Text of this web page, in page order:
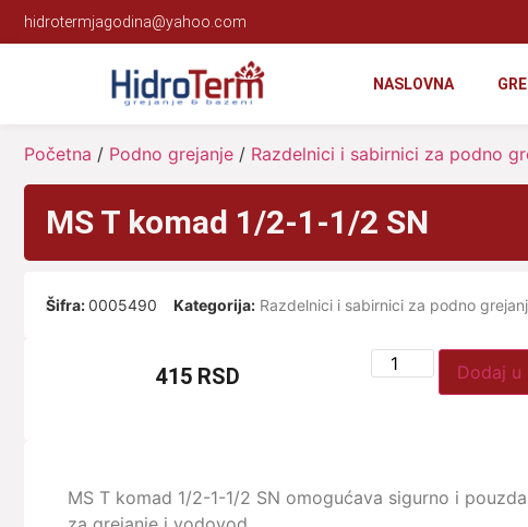
hidrotermjagodina@yahoo.com
NASLOVNA
Početna / Podno grejanje / Razdelnici i sabirnici za podno
MS T komad 1/2-1-1/2 SN
Šifra:0005490 Kategorija: Razdelnici i sabirnici za podno
415 RSD Dodaj u
MS T komad 1/2-1-1/2 SN omogućava sigurno i